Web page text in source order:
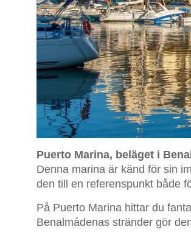
Puerto Marina, beläget i
Denna marina är känd för sin
den till en referenspunkt både
På Puerto Marina hittar du
Benalmádenas stränder gör